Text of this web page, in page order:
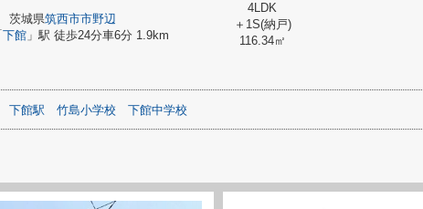
茨城県筑西市市野辺
下館 」駅 徒歩24分車6分 1.9km
4LDK
＋1S(納戸)
116.34㎡
下館駅 竹島小学校 下館中学校